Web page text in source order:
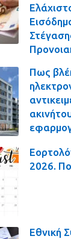
Πως
2026.
Εθνική